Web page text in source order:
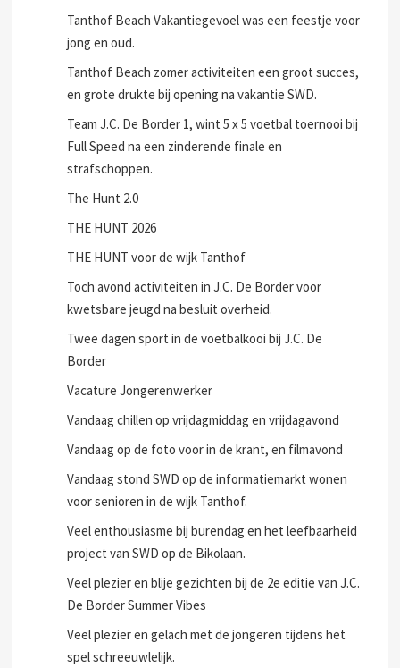
Tanthof Beach Vakantiegevoel was een feestje voor
jong en oud.
Tanthof Beach zomer activiteiten een groot succes,
en grote drukte bij opening na vakantie SWD.
Team J.C. De Border 1, wint 5 x 5 voetbal toernooi bij
Full Speed na een zinderende finale en
strafschoppen.
The Hunt 2.0
THE HUNT 2026
THE HUNT voor de wijk Tanthof
Toch avond activiteiten in J.C. De Border voor
kwetsbare jeugd na besluit overheid.
Twee dagen sport in de voetbalkooi bij J.C. De
Border
Vacature Jongerenwerker
Vandaag chillen op vrijdagmiddag en vrijdagavond
Vandaag op de foto voor in de krant, en filmavond
Vandaag stond SWD op de informatiemarkt wonen
voor senioren in de wijk Tanthof.
Veel enthousiasme bij burendag en het leefbaarheid
project van SWD op de Bikolaan.
Veel plezier en blije gezichten bij de 2e editie van J.C.
De Border Summer Vibes
Veel plezier en gelach met de jongeren tijdens het
spel schreeuwlelijk.